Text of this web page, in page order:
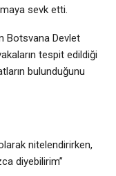
sevk etti.
Botsvana Devlet
tespit edildiği
bulunduğunu
nitelendirirken,
diyebilirim”